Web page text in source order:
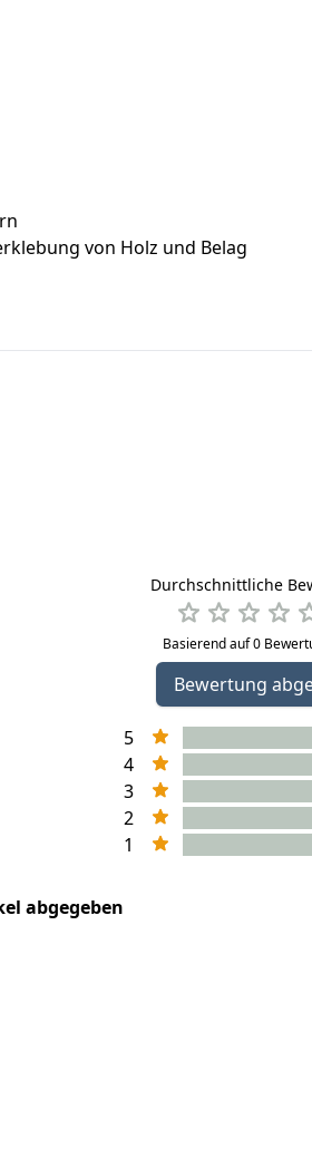
von Holz und Belag
Durchschnittliche
Basierend auf 0
Bewertung
5
4
3
2
1
abgegeben